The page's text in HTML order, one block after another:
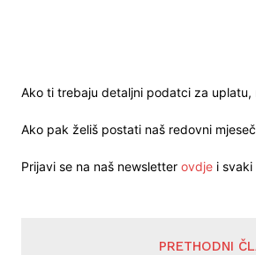
Ako ti trebaju detaljni podatci za uplatu,
Ako pak želiš postati naš redovni
Prijavi se na naš newsletter ovdje i
PRETHODNI